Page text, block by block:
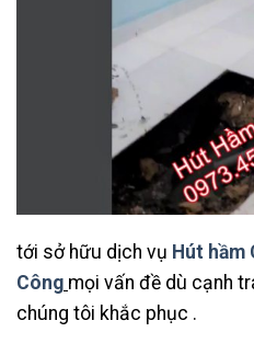
tới sở hữu dịch vụ Hút hầm
Công mọi vấn đề dù cạnh
chúng tôi khắc phục .